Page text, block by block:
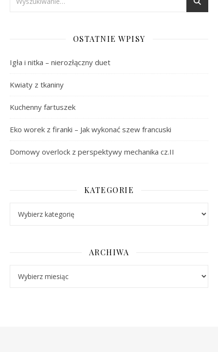
OSTATNIE WPISY
Igła i nitka – nierozłączny duet
Kwiaty z tkaniny
Kuchenny fartuszek
Eko worek z firanki – Jak wykonać szew francuski
Domowy overlock z perspektywy mechanika cz.II
KATEGORIE
ARCHIWA